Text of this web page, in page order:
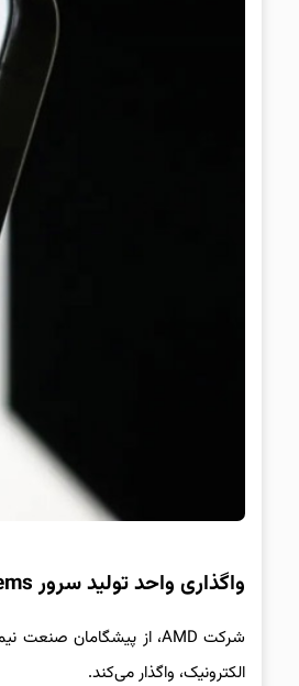
واگذاری واحد تولید سرور ZT Systems توسط AMD به Sanmina با معامله‌ای ۳ میلیارد دلاری
الکترونیک، واگذار می‌کند.